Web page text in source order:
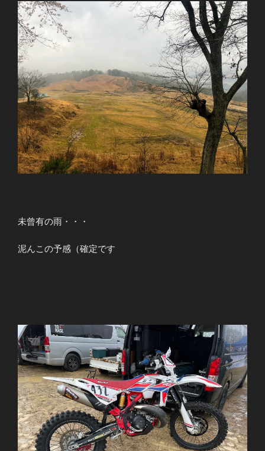
未曾有の雨・・・
泥んこの予感（確定です